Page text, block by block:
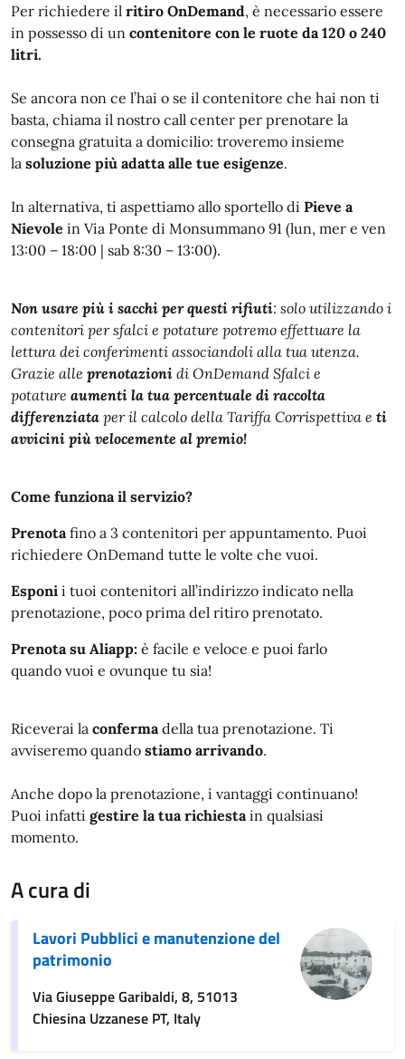
Per richiedere il ritiro OnDemand, è necessario essere
in possesso di un contenitore con le ruote da 120 o 240
litri.
Se ancora non ce l’hai o se il contenitore che hai non ti
basta, chiama il nostro call center per prenotare la
consegna gratuita a domicilio: troveremo insieme
la soluzione più adatta alle tue esigenze.
In alternativa, ti aspettiamo allo sportello di Pieve a
Nievole in Via Ponte di Monsummano 91 (lun, mer e ven
13:00 – 18:00 | sab 8:30 – 13:00).
Non usare più i sacchi per questi rifiuti: solo utilizzando i
contenitori per sfalci e potature potremo effettuare la
lettura dei conferimenti associandoli alla tua utenza.
Grazie alle prenotazioni di OnDemand Sfalci e
potature aumenti la tua percentuale di raccolta
differenziata per il calcolo della Tariffa Corrispettiva e ti
avvicini più velocemente al premio!
Come funziona il servizio?
Prenota fino a 3 contenitori per appuntamento. Puoi
richiedere OnDemand tutte le volte che vuoi.
Esponi i tuoi contenitori all’indirizzo indicato nella
prenotazione, poco prima del ritiro prenotato.
Prenota su Aliapp: è facile e veloce e puoi farlo
quando vuoi e ovunque tu sia!
Riceverai la conferma della tua prenotazione. Ti
avviseremo quando stiamo arrivando.
Anche dopo la prenotazione, i vantaggi continuano!
Puoi infatti gestire la tua richiesta in qualsiasi
momento.
A cura di
Lavori Pubblici e manutenzione del
patrimonio
Via Giuseppe Garibaldi, 8, 51013
Chiesina Uzzanese PT, Italy